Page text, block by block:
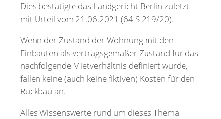
Dies bestätigte das Landgericht Berlin zuletzt
mit Urteil vom 21.06.2021 (64 S 219/20).
Wenn der Zustand der Wohnung mit den
Einbauten als vertragsgemäßer Zustand für das
nachfolgende Mietverhältnis definiert wurde,
fallen keine (auch keine fiktiven) Kosten für den
Rückbau an.
Alles Wissenswerte rund um dieses Thema